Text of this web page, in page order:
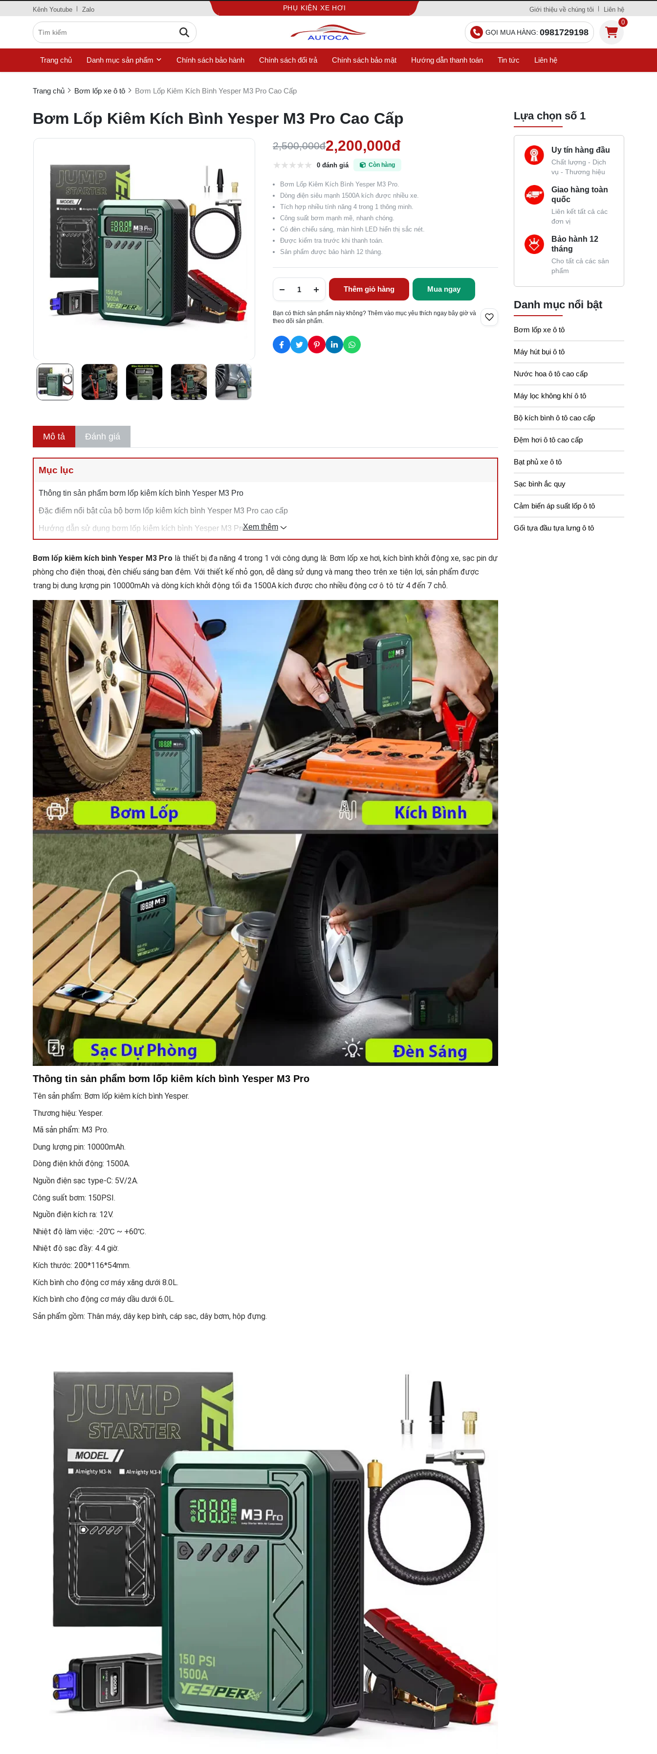
Kênh Youtube Zalo PHỤ KIỆN XE HƠI Giới thiệu về chúng tôi Liên hệ
GỌI MUA HÀNG: 0981729198
0
Trang chủ Danh mục sản phẩm Chính sách bảo hành Chính sách đổi trả Chính sách bảo mật Hướng dẫn thanh toán Tin tức Liên hệ
Trang chủ Bơm lốp xe ô tô Bơm Lốp Kiêm Kích Bình Yesper M3 Pro Cao Cấp
Bơm Lốp Kiêm Kích Bình Yesper M3 Pro Cao Cấp
2,500,000đ2,200,000đ
0 đánh giá Còn hàng
Bơm Lốp Kiêm Kích Bình Yesper M3 Pro.
Dòng điện siêu mạnh 1500A kích được nhiều xe.
Tích hợp nhiều tính năng 4 trong 1 thông minh.
Công suất bơm mạnh mẽ, nhanh chóng.
Có đèn chiếu sáng, màn hình LED hiển thị sắc nét.
Được kiểm tra trước khi thanh toán.
Sản phẩm được bảo hành 12 tháng.
Thêm giỏ hàng Mua ngay
Bạn có thích sản phẩm này không? Thêm vào mục yêu thích ngay bây giờ và
theo dõi sản phẩm.
Mô tả Đánh giá
Mục lục
Thông tin sản phẩm bơm lốp kiêm kích bình Yesper M3 Pro
Đặc điểm nổi bật của bộ bơm lốp kiêm kích bình Yesper M3 Pro cao cấp
Hướng dẫn sử dụng bơm lốp kiêm kích bình Yesper M3 ProXem thêm
Bơm lốp kiêm kích bình Yesper M3 Pro là thiết bị đa năng 4 trong 1 với công dụng là: Bơm lốp xe hơi, kích bình khởi động xe, sạc pin dự
phòng cho điện thoại, đèn chiếu sáng ban đêm. Với thiết kế nhỏ gọn, dễ dàng sử dụng và mang theo trên xe tiện lợi, sản phẩm được
trang bị dung lượng pin 10000mAh và dòng kích khởi động tối đa 1500A kích được cho nhiều động cơ ô tô từ 4 đến 7 chỗ.
Thông tin sản phẩm bơm lốp kiêm kích bình Yesper M3 Pro
Tên sản phẩm: Bơm lốp kiêm kích bình Yesper.
Thương hiệu: Yesper.
Mã sản phẩm: M3 Pro.
Dung lượng pin: 10000mAh.
Dòng điện khởi động: 1500A.
Nguồn điện sạc type-C: 5V/2A.
Công suất bơm: 150PSI.
Nguồn điện kích ra: 12V.
Nhiệt độ làm việc: -20℃ ~ +60℃.
Nhiệt độ sạc đầy: 4.4 giờ.
Kích thước: 200*116*54mm.
Kích bình cho động cơ máy xăng dưới 8.0L.
Kích bình cho động cơ máy dầu dưới 6.0L.
Sản phẩm gồm: Thân máy, dây kẹp bình, cáp sạc, dây bơm, hộp đựng.
Lựa chọn số 1
Uy tín hàng đầu
Chất lượng - Dịch
vụ - Thương hiệu
Giao hàng toàn
quốc
Liên kết tất cả các
đơn vị
Bảo hành 12
tháng
Cho tất cả các sản
phẩm
Danh mục nổi bật
Bơm lốp xe ô tô
Máy hút bụi ô tô
Nước hoa ô tô cao cấp
Máy lọc không khí ô tô
Bộ kích bình ô tô cao cấp
Đệm hơi ô tô cao cấp
Bạt phủ xe ô tô
Sạc bình ắc quy
Cảm biến áp suất lốp ô tô
Gối tựa đầu tựa lưng ô tô